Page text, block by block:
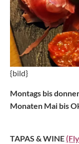
{bild}
Montags bis
Monaten Mai bis
TAPAS & WINE